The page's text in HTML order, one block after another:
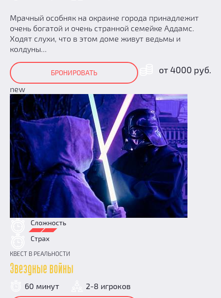
Мрачный особняк на окраине города принадлежит
очень богатой и очень странной семейке Аддамс.
Ходят слухи, что в этом доме живут ведьмы и
колдуны...
от 4000 руб.
БРОНИРОВАТЬ
new
Сложность
Страх
КВЕСТ В РЕАЛЬНОСТИ
Звездные войны
60 минут 2-8 игроков